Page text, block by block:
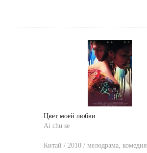
Цвет моей любви
Ai chu se
Китай / 2010 / мелодрама, комедия